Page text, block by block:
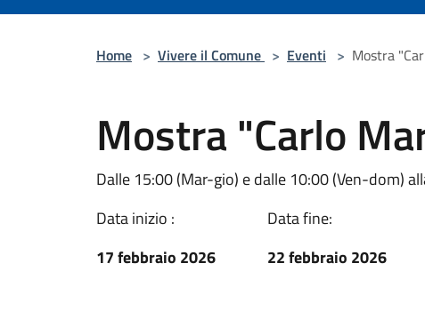
Home > Vivere il Comune > Eventi > Mostra
Mostra "Carlo
Dalle 15:00 (Mar-gio) e dalle 10:00 (Ven-dom)
Data inizio :
17 febbraio 2026
Data fine:
22 febbraio 2026